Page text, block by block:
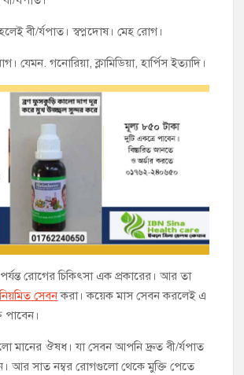
বী/র্যপাত। স্বপ্নদোষ। মেহ রোগ।
যেমন. গনোরিয়া, ক্লামিডিয়া, হার্পিস ইত্যাদি।
রোগের চিকিৎসা এক প্রকারের। আর তা
সেবনকরা। কয়েক মাস সেবন করলেই এ
পাবেন।
মানের ঔষধ। যা সেবন আপনি দ্রুত বী/র্যপাত
আর সাত নম্বর রোগগুলো থেকে মুক্তি পেতে